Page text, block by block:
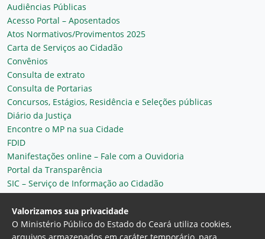
Audiências Públicas
Acesso Portal – Aposentados
Atos Normativos/Provimentos 2025
Carta de Serviços ao Cidadão
Convênios
Consulta de extrato
Consulta de Portarias
Concursos, Estágios, Residência e Seleções públicas
Diário da Justiça
Encontre o MP na sua Cidade
FDID
Manifestações online – Fale com a Ouvidoria
Portal da Transparência
SIC – Serviço de Informação ao Cidadão
Plantão MP do Ceará
Secretaria Geral
Valorizamos sua privacidade
O Ministério Público do Estado do Ceará utiliza cookies,